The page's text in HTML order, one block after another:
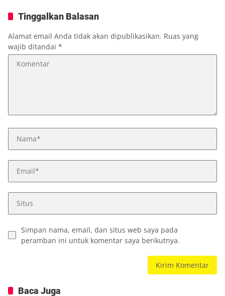
Tinggalkan Balasan
Alamat email Anda tidak akan dipublikasikan. Ruas yang
wajib ditandai *
Simpan nama, email, dan situs web saya pada
peramban ini untuk komentar saya berikutnya.
Baca Juga